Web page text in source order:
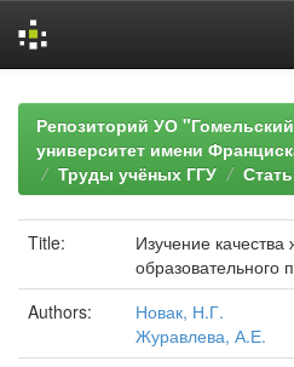
navigationРепозиторий УО
университет имени
Труды учёных ГГУ
Title:
Изучение качества
образовательного
Authors:
Новак, Н.Г.
Журавлева, А.Е.